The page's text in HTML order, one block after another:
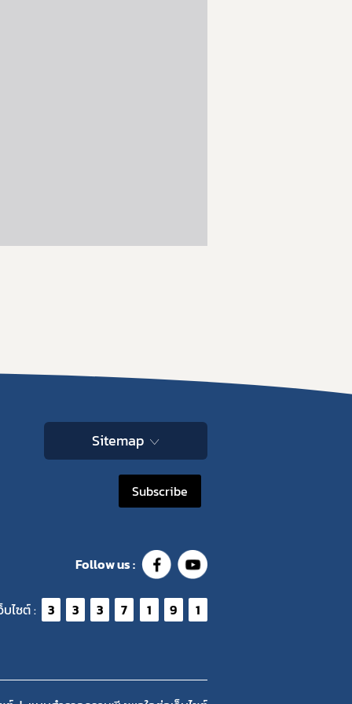
Sitemap
Subscribe
Follow us :
ไซต์ : 3 3 3 7 1 9 1